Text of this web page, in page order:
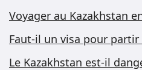
Voyager au Kazakhstan
Faut-il un visa pour partir
Le Kazakhstan est-il